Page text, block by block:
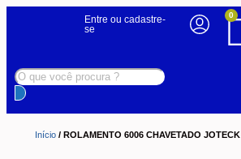
0
Entre ou cadastre-
se
Início / ROLAMENTO 6006 CHAVETADO JOTECK